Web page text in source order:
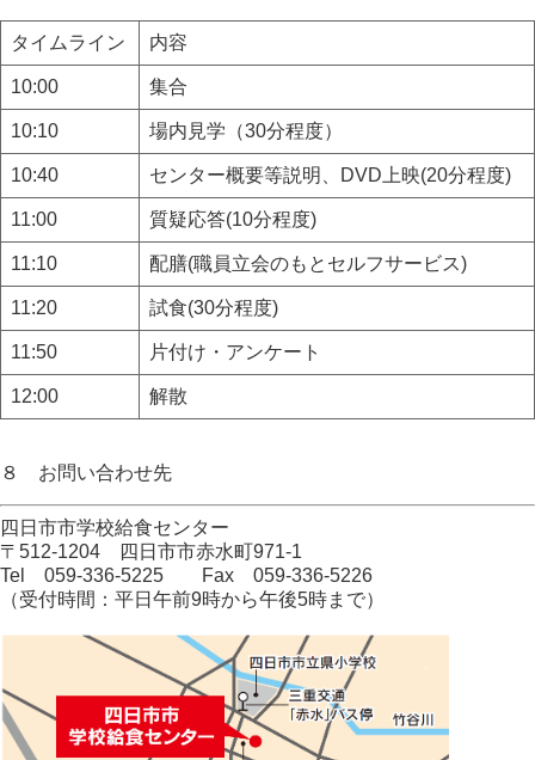
タイムライン 内容
10:00 集合
10:10 場内見学（30分程度）
10:40 センター概要等説明、DVD上映(20分程度)
11:00 質疑応答(10分程度)
11:10 配膳(職員立会のもとセルフサービス)
11:20 試食(30分程度)
11:50 片付け・アンケート
12:00 解散
８ お問い合わせ先
四日市市学校給食センター
〒512-1204 四日市市赤水町971-1
Tel 059-336-5225 Fax 059-336-5226
（受付時間：平日午前9時から午後5時まで）